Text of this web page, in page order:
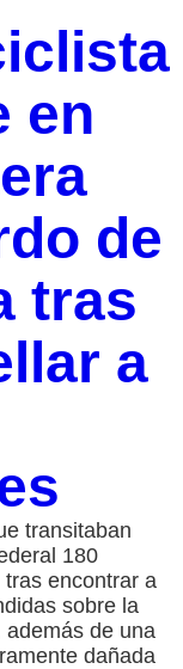
en
de
tras
a
transitaban
180
encontrar a
sobre la
de una
dañada